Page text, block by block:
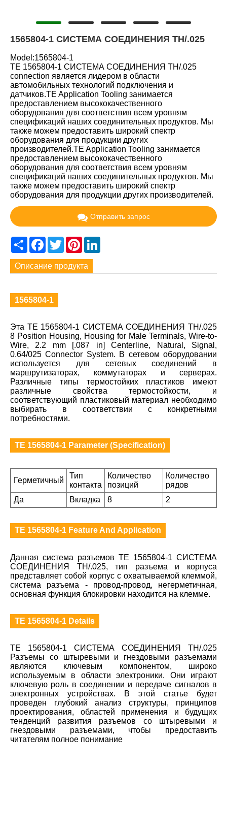
1565804-1 СИСТЕМА СОЕДИНЕНИЯ TH/.025
Model:1565804-1
TE 1565804-1 СИСТЕМА СОЕДИНЕНИЯ TH/.025
connection является лидером в области
автомобильных технологий подключения и
датчиков.TE Application Tooling занимается
предоставлением высококачественного
оборудования для соответствия всем уровням
спецификаций наших соединительных продуктов. Мы
также можем предоставить широкий спектр
оборудования для продукции других
производителей.TE Application Tooling занимается
предоставлением высококачественного
оборудования для соответствия всем уровням
спецификаций наших соединительных продуктов. Мы
также можем предоставить широкий спектр
оборудования для продукции других производителей.
Отправить запрос
ShareFacebook
TwitterPinterest
Описание продукта
1565804-1
Эта TE 1565804-1 СИСТЕМА СОЕДИНЕНИЯ TH/.025
8 Position Housing, Housing for Male Terminals, Wire-to-
Wire, 2.2 mm [.087 in] Centerline, Natural, Signal,
0.64/025 Connector System. В сетевом оборудовании
используется для сетевых соединений в
маршрутизаторах, коммутаторах и серверах.
Различные типы термостойких пластиков имеют
различные свойства термостойкости, и
соответствующий пластиковый материал необходимо
выбирать в соответствии с конкретными
потребностями.
TE 1565804-1 Parameter (Specification)
Герметичный
Тип
контакта
Количество
позиций
Количество
рядов
Да
Вкладка 8 2
TE 1565804-1 Feature And Application
Данная система разъемов TE 1565804-1 СИСТЕМА
СОЕДИНЕНИЯ TH/.025, тип разъема и корпуса
представляет собой корпус с охватываемой клеммой,
система разъема - провод-провод, негерметичная,
основная функция блокировки находится на клемме.
TE 1565804-1 Details
TE 1565804-1 СИСТЕМА СОЕДИНЕНИЯ TH/.025
Разъемы со штыревыми и гнездовыми разъемами
являются ключевым компонентом, широко
используемым в области электроники. Они играют
ключевую роль в соединении и передаче сигналов в
электронных устройствах. В этой статье будет
проведен глубокий анализ структуры, принципов
проектирования, областей применения и будущих
тенденций развития разъемов со штыревыми и
гнездовыми разъемами, чтобы предоставить
читателям полное понимание